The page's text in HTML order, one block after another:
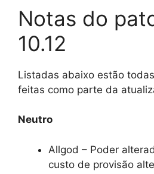
Notas do
10.12
Listadas abaixo estão
feitas como parte da
Neutro
Allgod – Poder
custo de provisão